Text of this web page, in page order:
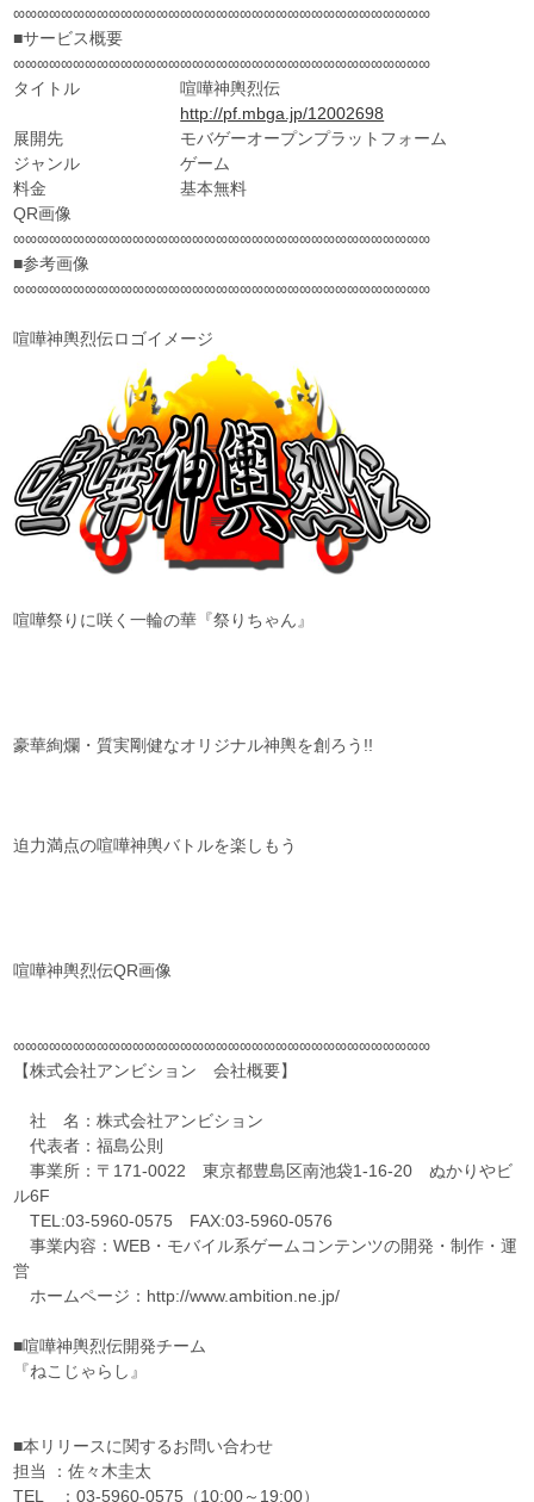
∞∞∞∞∞∞∞∞∞∞∞∞∞∞∞∞∞∞∞∞∞∞∞∞∞∞∞∞∞∞∞∞∞∞∞
■サービス概要
∞∞∞∞∞∞∞∞∞∞∞∞∞∞∞∞∞∞∞∞∞∞∞∞∞∞∞∞∞∞∞∞∞∞∞
タイトル 喧嘩神輿烈伝
http://pf.mbga.jp/12002698
展開先 モバゲーオープンプラットフォーム
ジャンル ゲーム
料金 基本無料
QR画像
∞∞∞∞∞∞∞∞∞∞∞∞∞∞∞∞∞∞∞∞∞∞∞∞∞∞∞∞∞∞∞∞∞∞∞
■参考画像
∞∞∞∞∞∞∞∞∞∞∞∞∞∞∞∞∞∞∞∞∞∞∞∞∞∞∞∞∞∞∞∞∞∞∞
喧嘩神輿烈伝ロゴイメージ
喧嘩祭りに咲く一輪の華『祭りちゃん』
豪華絢爛・質実剛健なオリジナル神輿を創ろう!!
迫力満点の喧嘩神輿バトルを楽しもう
喧嘩神輿烈伝QR画像
∞∞∞∞∞∞∞∞∞∞∞∞∞∞∞∞∞∞∞∞∞∞∞∞∞∞∞∞∞∞∞∞∞∞∞
【株式会社アンビション 会社概要】
社 名：株式会社アンビション
代表者：福島公則
事業所：〒171-0022 東京都豊島区南池袋1-16-20 ぬかりやビ
ル6F
TEL:03-5960-0575 FAX:03-5960-0576
事業内容：WEB・モバイル系ゲームコンテンツの開発・制作・運
営
ホームページ：http://www.ambition.ne.jp/
■喧嘩神輿烈伝開発チーム
『ねこじゃらし』
■本リリースに関するお問い合わせ
担当 ：佐々木圭太
TEL ：03-5960-0575（10:00～19:00）